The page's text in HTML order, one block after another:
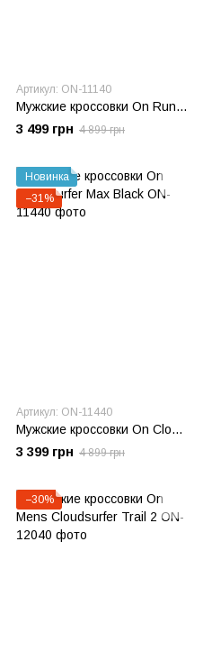
Артикул: ON-11140
Мужские кроссовки On Running Cloudtilt Remix Alloy Ivory
3 499 грн 4 899 грн
Новинка
−31%
Артикул: ON-11440
Мужские кроссовки On Cloudsurfer Max Black
3 399 грн 4 899 грн
−30%